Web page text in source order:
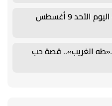
9 أغسطس
الغريب».. قصة حب